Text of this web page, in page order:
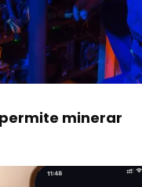
minerar